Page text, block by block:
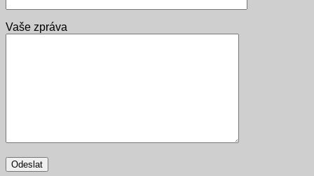
Vaše zpráva